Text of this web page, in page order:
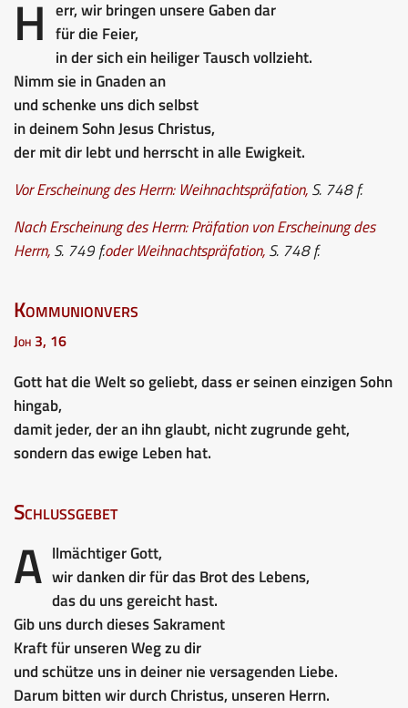
H err, wir bringen unsere Gaben dar
für die Feier,
in der sich ein heiliger Tausch vollzieht.
Nimm sie in Gnaden an
und schenke uns dich selbst
in deinem Sohn Jesus Christus,
der mit dir lebt und herrscht in alle Ewigkeit.
Vor Erscheinung des Herrn:Weihnachtspräfation,S. 748 f.
Nach Erscheinung des Herrn:Präfation von Erscheinung des
Herrn,S. 749 f.oderWeihnachtspräfation,S. 748 f.
Kommunionvers
Joh 3, 16
Gott hat die Welt so geliebt, dass er seinen einzigen Sohn
hingab,
damit jeder, der an ihn glaubt, nicht zugrunde geht,
sondern das ewige Leben hat.
Schlussgebet
A llmächtiger Gott,
wir danken dir für das Brot des Lebens,
das du uns gereicht hast.
Gib uns durch dieses Sakrament
Kraft für unseren Weg zu dir
und schütze uns in deiner nie versagenden Liebe.
Darum bitten wir durch Christus, unseren Herrn.